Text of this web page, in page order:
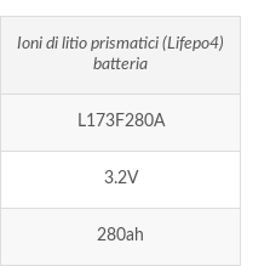
Ioni di litio prismatici (Lifepo4)
batteria
L173F280A
3.2V
280ah